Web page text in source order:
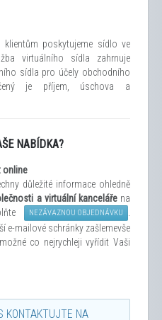
klientům poskytujeme sídlo ve
virtuálního sídla zahrnuje
sídla pro účely obchodního
je příjem, úschova a
NABÍDKA?
online
důležité informace ohledně
a virtuální kancelářena
NEZÁVAZNOU OBJEDNÁVKU
e-mailové schránky zašlemevše
co nejrychleji vyřídit Vaši
KONTAKTUJTE NA